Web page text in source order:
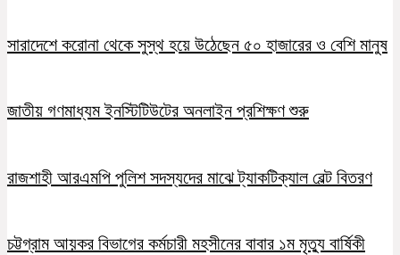
সারাদেশে করোনা থেকে সুস্থ হয়ে উঠেছেন ৫০ হাজারের ও বেশি মানুষ
জাতীয় গণমাধ্যম ইনস্টিটিউটের অনলাইন প্রশিক্ষণ শুরু
রাজশাহী আরএমপি পুলিশ সদস্যদের মাঝে ট্যাকটিক্যাল বেল্ট বিতরণ
চট্টগ্রাম আয়কর বিভাগের কর্মচারী মহসীনের বাবার ১ম মৃত্যু বার্ষিকী